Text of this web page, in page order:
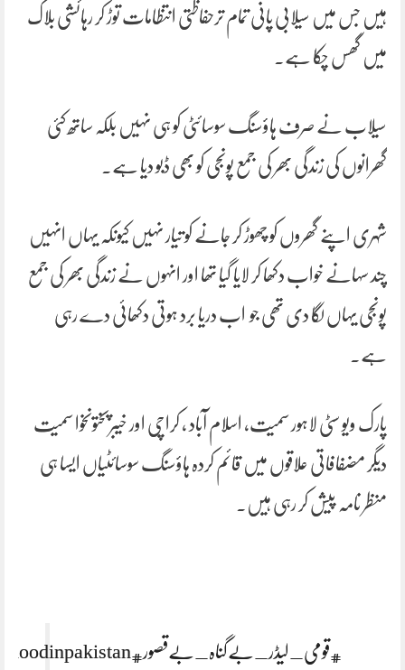
ہیں جس میں سیلابی پانی تمام ترحفاظتی انتظامات توڑ کر رہائشی بلاک
میں گھس چکا ہے۔
سیلاب نے صرف ہاؤسنگ سوسائٹی کو ہی نہیں بلکہ ساتھ کئی
گھرانوں کی زندگی بھر کی جمع پونجی کو بھی ڈبو دیا ہے۔
شہری اپنے گھروں کو چھوڑ کر جانے کو تیار نہیں کیونکہ یہاں انہیں
چند سہانے خواب دکھا کر لایا گیا تھا اور انہوں نے زندگی بھر کی جمع
پونجی یہاں لگا دی تھی جو اب دریا برد ہوتی دکھائی دے رہی
ہے۔
پارک ویو سٹی لاہور سمیت، اسلام آباد ، کراچی اور خیبرپختونخوا سمیت
دیگر مضفافاتی علاقوں میں قائم کردہ ہاؤسنگ سوسائٹیاں ایسا ہی
منظر نامہ پیش کر رہی ہیں۔
#قومی_لیڈر_بےگناہ_بےقصور #floodinpakistan